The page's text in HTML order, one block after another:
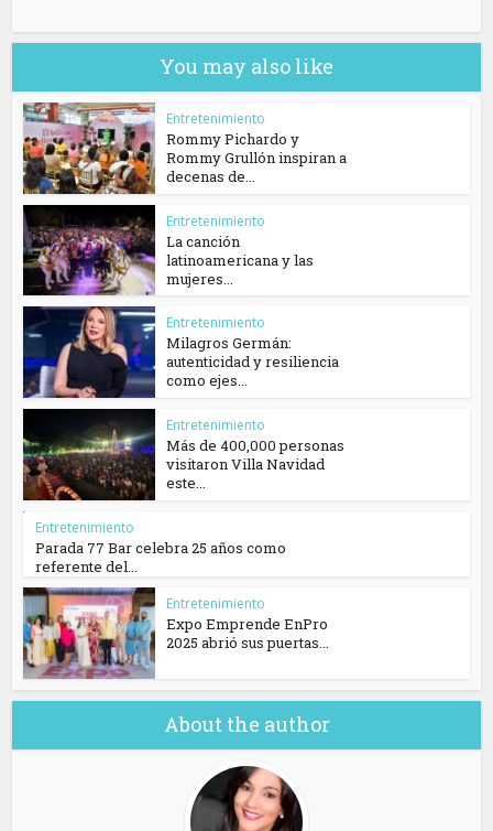
You may also like
Entretenimiento
Rommy Pichardo y
Rommy Grullón inspiran a
decenas de...
Entretenimiento
La canción
latinoamericana y las
mujeres...
Entretenimiento
Milagros Germán:
autenticidad y resiliencia
como ejes...
Entretenimiento
Más de 400,000 personas
visitaron Villa Navidad
este...
Entretenimiento
Parada 77 Bar celebra 25 años como
referente del...
Entretenimiento
Expo Emprende EnPro
2025 abrió sus puertas...
About the author